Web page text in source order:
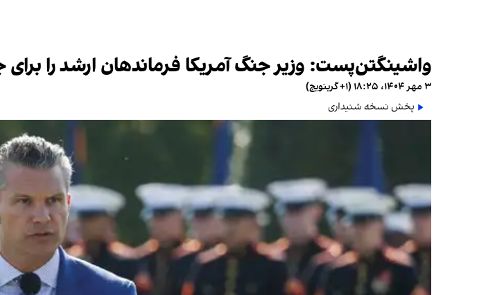
واشینگتن‌پست: وزیر جنگ آمریکا فرماندهان ارشد را
۳ مهر ۱۴۰۴، ۱۸:۲۵ (‎+۱ گرینویچ)
پخش نسخه شنیداری